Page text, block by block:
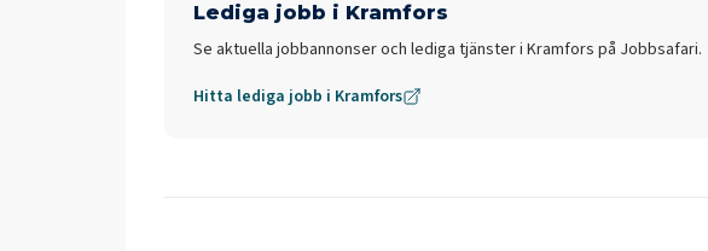
Lediga jobb i Kramfors
Se aktuella jobbannonser och lediga tjänster i Kramfors på Jobbsafari.
Hitta lediga jobb i Kramfors